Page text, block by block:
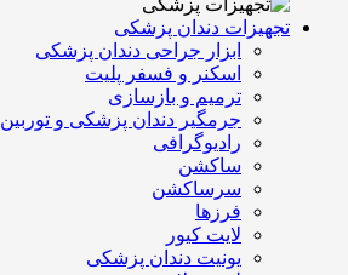
تجهیزات دندان پزشکی
ابزار جراحی دندان پزشکی
اسکنر و فسفر پلیت
ترمیم و بازسازی
جرمگیر دندان پزشکی و توربین
رادیوگرافی
ساکشن
سرساکشن
فرزها
لایت کیور
یونیت دندان پزشکی